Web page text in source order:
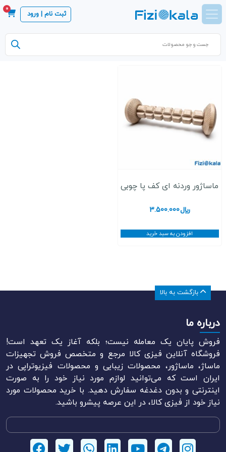
ثبت نام | ورود
0
Products
search
ماساژور وردنه ای کف پا چوبی
﷼3.500.000
افزودن به سبد خرید
درباره ما
فروش پایان یک معامله نیست؛ بلکه آغاز یک تعهد است!
فروشگاه آنلاین فیزی کالا مرجع و متخصص فروش تجهیزات
ماساژ، ماساژور، محصولات زیبایی و محصولات فیزیوتراپی در
ایران است که می‌توانید لوازم مورد نیاز خود را به صورت
اینترنتی و بدون دغدغه سفارش دهید. با خرید محصولات مورد
نیاز خود از فیزی کالا، در این عرصه پیشرو باشید.
بازگشت به بالا